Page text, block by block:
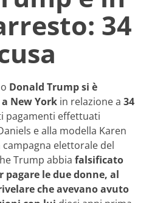
34
Donald Trump si è
New York in relazione a 34
pagamenti effettuati
e alla modella Karen
elettorale del
Trump abbia falsificato
le due donne, al
che avevano avuto